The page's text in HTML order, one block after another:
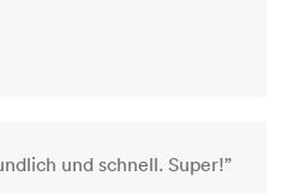
und schnell. Super!”